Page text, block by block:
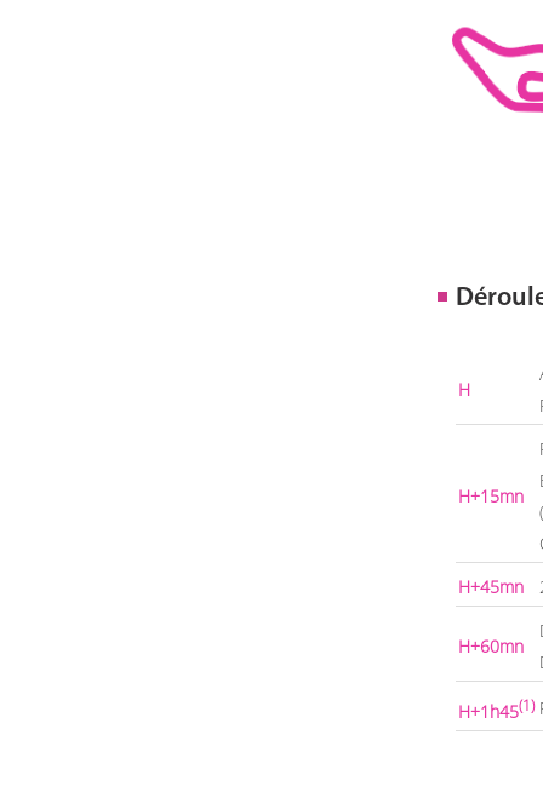
H
H+15mn
H+45mn
H+60mn
H+1h45(1)